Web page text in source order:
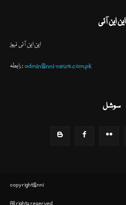
این این آئی
این این آئی نیوز
رابطہ :admin@nni-news.com.pk
سوشل
copyright@nni